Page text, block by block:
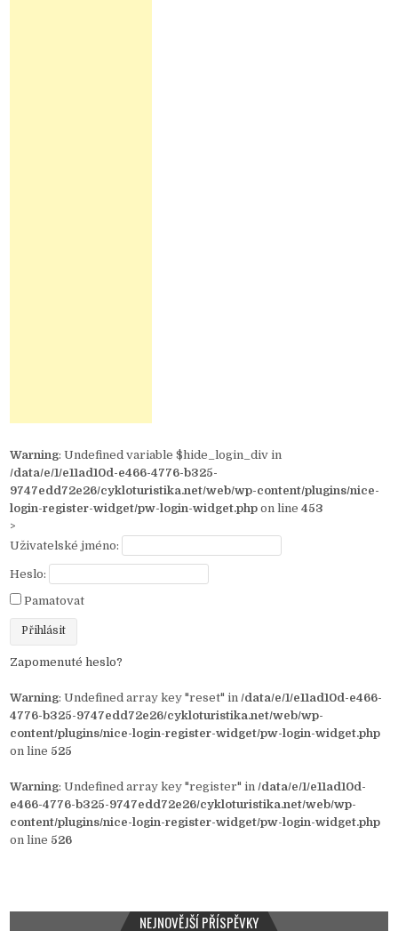
Warning: Undefined variable $hide_login_div in
/data/e/1/e11ad10d-e466-4776-b325-
9747edd72e26/cykloturistika.net/web/wp-content/plugins/nice-
login-register-widget/pw-login-widget.php on line453
>
Uživatelské jméno:
Heslo:
Pamatovat
Zapomenuté heslo?
Warning: Undefined array key "reset" in /data/e/1/e11ad10d-e466-
4776-b325-9747edd72e26/cykloturistika.net/web/wp-
content/plugins/nice-login-register-widget/pw-login-widget.php
on line 525
Warning: Undefined array key "register" in /data/e/1/e11ad10d-
e466-4776-b325-9747edd72e26/cykloturistika.net/web/wp-
content/plugins/nice-login-register-widget/pw-login-widget.php
on line 526
NEJNOVĚJŠÍ PŘÍSPĚVKY